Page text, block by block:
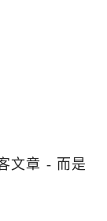
文章 - 而是